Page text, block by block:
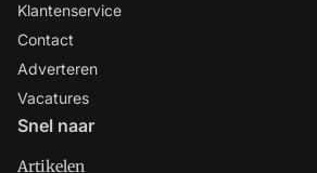
Klantenservice
Contact
Adverteren
Vacatures
Snel naar
Artikelen